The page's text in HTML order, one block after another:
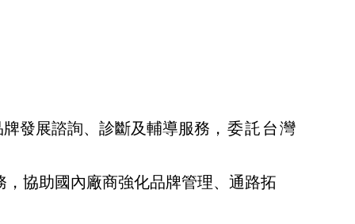
發展諮詢、診斷及輔導服務 ，委託台灣
協助國內廠商強化品牌管理、通路拓